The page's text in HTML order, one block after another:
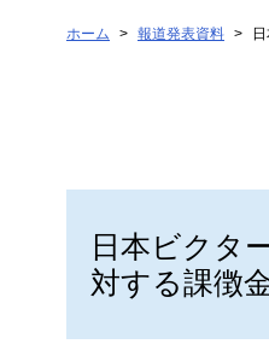
ホーム 報道発表資料
日本ビクタ
対する課徴